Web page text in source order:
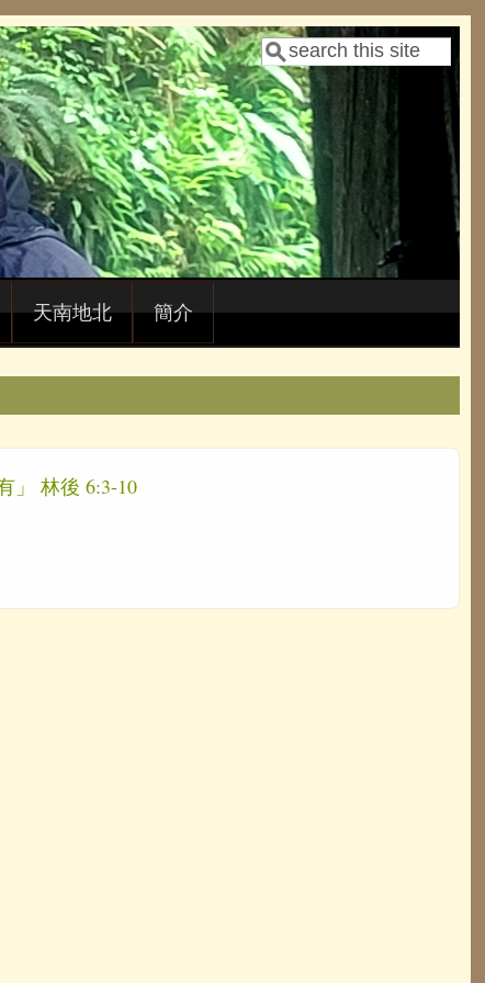
Search form
Search
天南地北 簡介
」 林後 6:3-10